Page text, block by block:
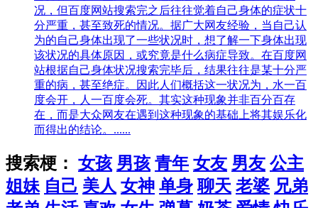
况，但百度网站搜索完之后往往觉着自己身体的症状十
分严重，甚至致死的情况。据广大网友经验，当自己认
为的自己身体出现了一些状况时，想了解一下身体出现
该状况的具体原因，或究竟是什么病症导致。在百度网
站根据自己身体状况搜索完毕后，结果往往是某十分严
重的病，甚至绝症。因此人们概括这一状况为，水一百
度会开，人一百度会死。其实这种现象并非百分百存
在，而是大众网友在遇到这种现象的基础上将其娱乐化
而得出的结论。......
搜索梗： 女孩 男孩 青年 女友 男友 公主
姐妹 自己 美人 女神 单身 聊天 老婆 兄弟